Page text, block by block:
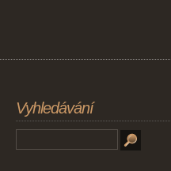
Vyhledávání